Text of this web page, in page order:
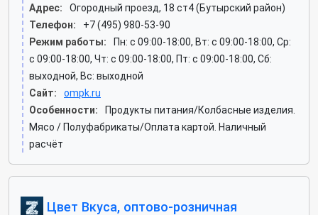
Адрес:
Огородный проезд, 18 ст4 (Бутырский район)
Телефон:
+7 (495) 980-53-90
Режим работы:
Пн: c 09:00-18:00, Вт: c 09:00-18:00, Ср:
c 09:00-18:00, Чт: c 09:00-18:00, Пт: c 09:00-18:00, Сб:
выходной, Вс: выходной
Сайт:
ompk.ru
Особенности:
Продукты питания/Колбасные изделия.
Мясо / Полуфабрикаты/Оплата картой. Наличный
расчёт
Цвет Вкуса, оптово-розничная